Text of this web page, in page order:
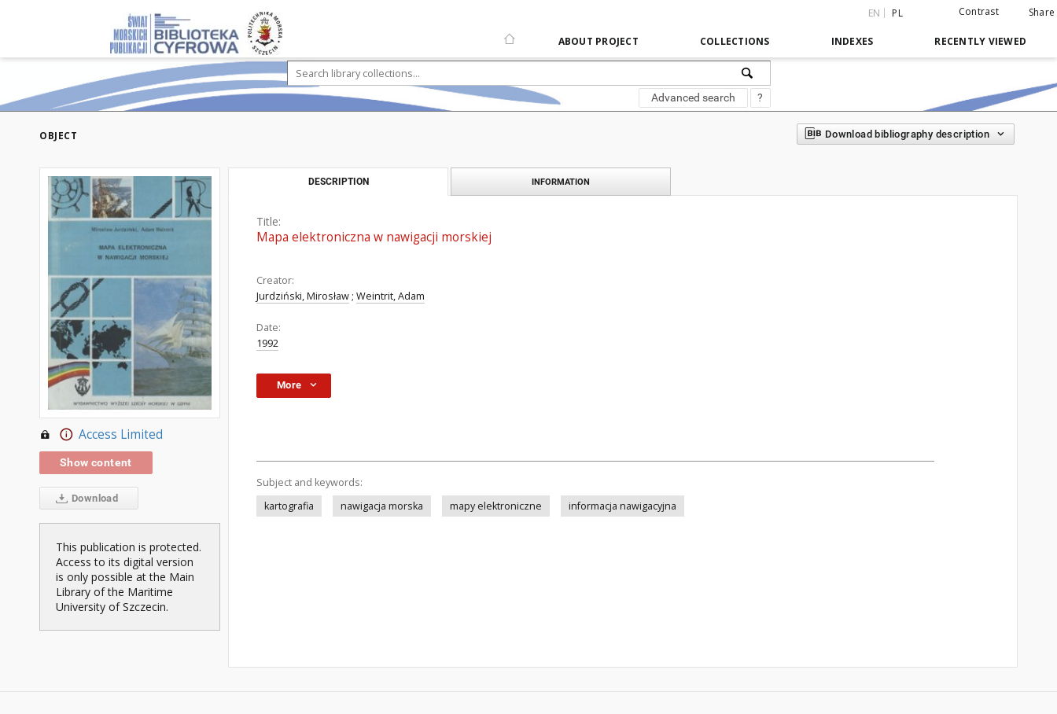
EN PL Contrast Share
ABOUT PROJECT COLLECTIONS INDEXES RECENTLY VIEWED
Advanced search ?
OBJECT Download bibliography description
Access Limited
Show content
Download
This publication is protected.
Access to its digital version
is only possible at the Main
Library of the Maritime
University of Szczecin.
DESCRIPTION INFORMATION
Title:
Mapa elektroniczna w nawigacji morskiej
Creator:
Jurdziński, Mirosław ; Weintrit, Adam
Date:
1992
More
Subject and keywords:
kartografia
nawigacja morska mapy elektroniczne informacja nawigacyjna